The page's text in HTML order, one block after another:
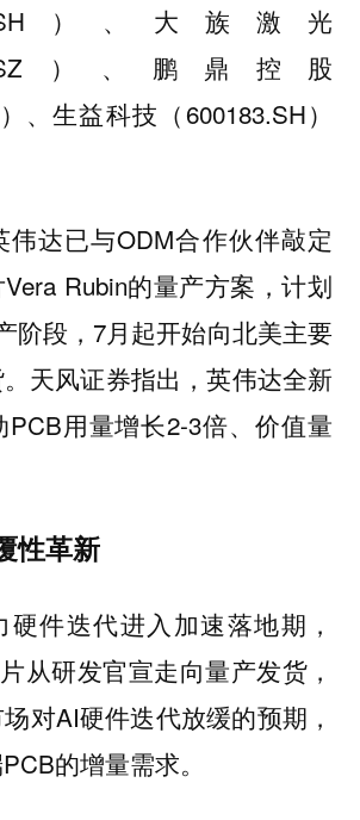
）、大族激光
）、鹏鼎控股
、生益科技（600183.SH）
达已与ODM合作伙伴敲定
Rubin的量产方案，计划
阶段，7月起开始向北美主要
天风证券指出，英伟达全新
用量增长2-3倍、价值量
性革新
件迭代进入加速落地期，
从研发官宣走向量产发货，
对AI硬件迭代放缓的预期，
的增量需求。